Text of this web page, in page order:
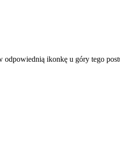
ikonkę u góry tego